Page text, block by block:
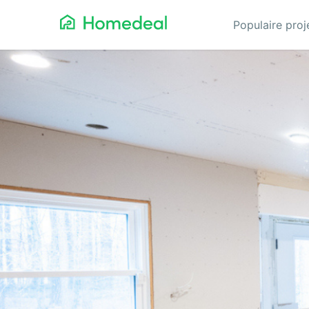
Populaire
Airco
Alarmsystemen
Asbest
Bestrating
Cv-ketels